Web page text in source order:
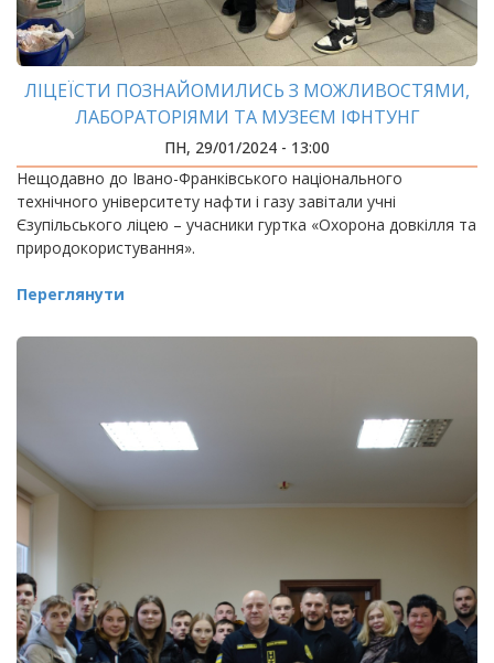
ЛІЦЕЇСТИ ПОЗНАЙОМИЛИСЬ З МОЖЛИВОСТЯМИ,
ЛАБОРАТОРІЯМИ ТА МУЗЕЄМ ІФНТУНГ
ПН, 29/01/2024 - 13:00
Нещодавно до Івано-Франківського національного
технічного університету нафти і газу завітали учні
Єзупільського ліцею – учасники гуртка «Охорона довкілля та
природокористування».
Переглянути